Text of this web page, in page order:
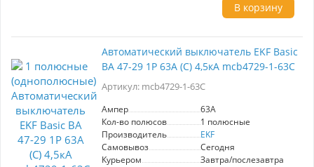
В корзину
Автоматический выключатель EKF Basic
ВА 47-29 1P 63А (С) 4,5кА mcb4729-1-63C
Артикул: mcb4729-1-63C
Ампер
63A
Кол-во полюсов
1 полюсные
Производитель
EKF
Самовывоз
Сегодня
Курьером
Завтра/послезавтра